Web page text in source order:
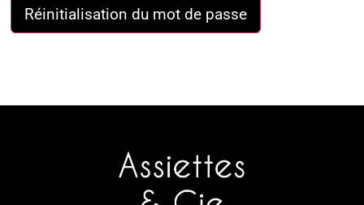
Réinitialisation du mot de passe